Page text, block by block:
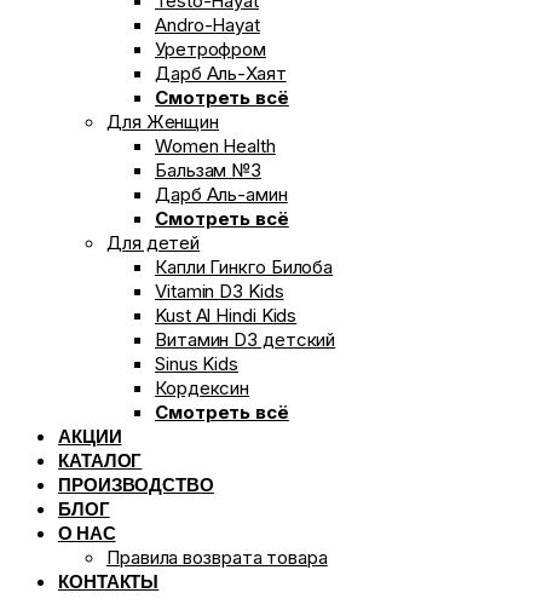
Andro-Hayat
Уретрофром
Дарб Аль-Хаят
Смотреть всё
Для Женщин
Women Health
Бальзам №3
Дарб Аль-амин
Смотреть всё
Для детей
Капли Гинкго Билоба
Vitamin D3 Kids
Kust Al Hindi Kids
Витамин D3 детский
Sinus Kids
Кордексин
Смотреть всё
АКЦИИ
КАТАЛОГ
ПРОИЗВОДСТВО
БЛОГ
О НАС
Правила возврата товара
КОНТАКТЫ